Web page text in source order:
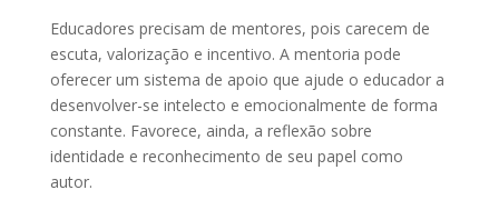
Educadores precisam de mentores, pois carecem de
escuta, valorização e incentivo. A mentoria pode
oferecer um sistema de apoio que ajude o educador a
desenvolver-se intelecto e emocionalmente de forma
constante. Favorece, ainda, a reflexão sobre
identidade e reconhecimento de seu papel como
autor.